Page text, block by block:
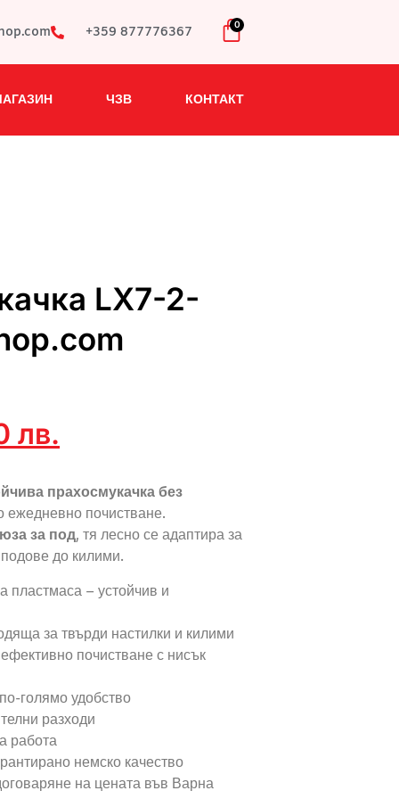
+359 877776367 0
ЧЗВ КОНТАКТ
LX7-2-
лв.
прахосмукачка без
ежедневно почистване.
за под, тя лесно се адаптира за
до килими.
пластмаса – устойчив и
за твърди настилки и килими
почистване с нисък
голямо удобство
разходи
работа
немско качество
на цената във Варна